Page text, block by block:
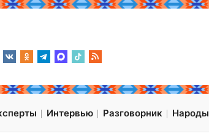
Интервью Разговорник Народы